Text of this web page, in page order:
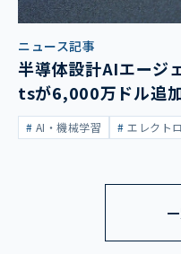
ニュース記事
半導体設計AIエージ
tsが6,000万ドル追
億3,400万ドルに
AI・機械学習 エレクト